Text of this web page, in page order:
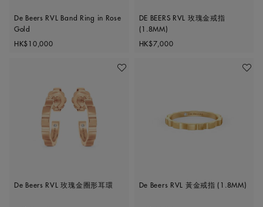
De Beers RVL Band Ring in Rose
Gold
Original price
HK$10,000
DE BEERS RVL 玫瑰金戒指
(1.8MM)
Original price
HK$7,000
加入喜愛清單
De Beers RVL 玫瑰金圈形耳環
加入喜
De Beers RVL 黃金戒指 (1.8MM)